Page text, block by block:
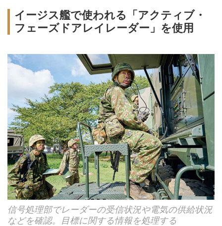
イージス艦で使われる「アクティブ・
フェーズドアレイレーダー」を使用
信号処理部でレーダーの受信状況や電気の供給状況
などを確認。目標に関する情報を処理する